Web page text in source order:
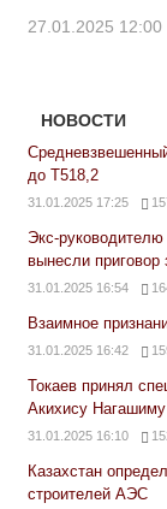
27.01.2025 12:00
НОВОСТИ
до Т518,2
31.01.2025 17:25
Экс-
вынесли приговор
31.01.2025 16:54
Взаимное
31.01.2025 16:42
Токаев принял
Акихису Нагашиму
31.01.2025 16:10
Казахстан
строителей АЭС